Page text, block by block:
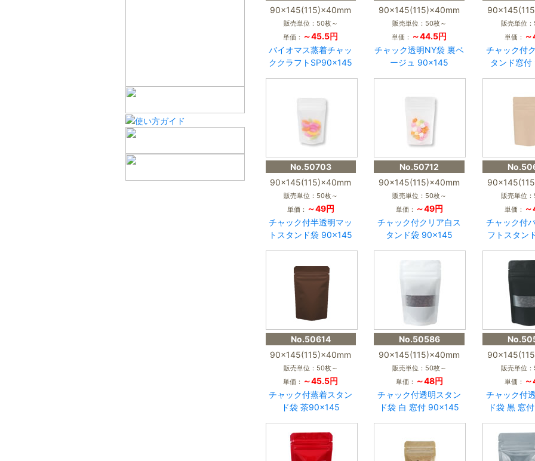
90×145(115)×40mm
販売単位：50枚～
単価： ～45.5円
バイオマス蒸着チャッ
ククラフトSP90×145
90×145(115)×40mm
販売単位：50枚～
単価： ～44.5円
チャック透明NY袋 裏ベ
ージュ 90×145
販売単位
単価：
チャック付
タンド窓
No.50703
90×145(115)×40mm
販売単位：50枚～
単価： ～49円
チャック付半透明マッ
トスタンド袋 90×145
No.50712
90×145(115)×40mm
販売単位：50枚～
単価： ～49円
チャック付クリア白ス
タンド袋 90×145
販売単位
単価：
チャック付
フトスタン
No.50614
90×145(115)×40mm
販売単位：50枚～
単価： ～45.5円
チャック付蒸着スタン
ド袋 茶90×145
No.50586
90×145(115)×40mm
販売単位：50枚～
単価： ～48円
チャック付透明スタン
ド袋 白 窓付 90×145
販売単位
単価：
チャック付
ド袋 黒 窓